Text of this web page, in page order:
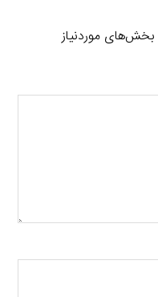
بخش‌های موردنیاز